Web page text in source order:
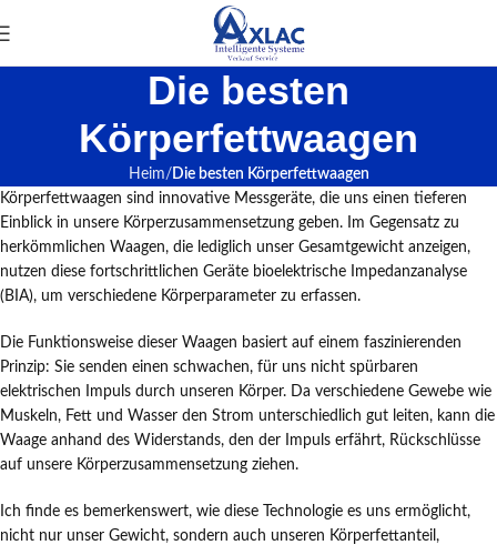
Die besten
Körperfettwaagen
Heim
Die besten Körperfettwaagen
Körperfettwaagen sind innovative Messgeräte, die uns einen tieferen
Einblick in unsere Körperzusammensetzung geben. Im Gegensatz zu
herkömmlichen Waagen, die lediglich unser Gesamtgewicht anzeigen,
nutzen diese fortschrittlichen Geräte bioelektrische Impedanzanalyse
(BIA), um verschiedene Körperparameter zu erfassen.
Die Funktionsweise dieser Waagen basiert auf einem faszinierenden
Prinzip: Sie senden einen schwachen, für uns nicht spürbaren
elektrischen Impuls durch unseren Körper. Da verschiedene Gewebe wie
Muskeln, Fett und Wasser den Strom unterschiedlich gut leiten, kann die
Waage anhand des Widerstands, den der Impuls erfährt, Rückschlüsse
auf unsere Körperzusammensetzung ziehen.
Ich finde es bemerkenswert, wie diese Technologie es uns ermöglicht,
nicht nur unser Gewicht, sondern auch unseren Körperfettanteil,